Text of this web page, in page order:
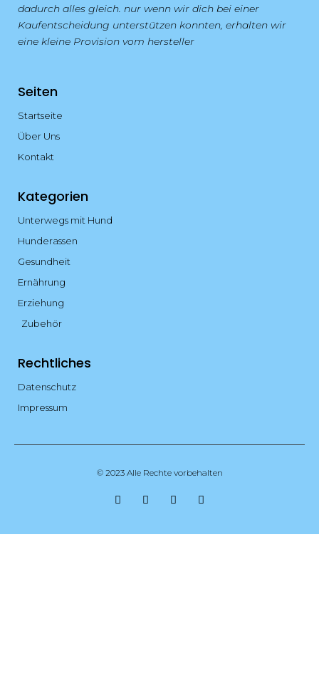
dadurch alles gleich. nur wenn wir dich bei einer
Kaufentscheidung unterstützen konnten, erhalten wir
eine kleine Provision vom hersteller
Seiten
Startseite
Über Uns
Kontakt
Kategorien
Unterwegs mit Hund
Hunderassen
Gesundheit
Ernährung
Erziehung
Zubehör
Rechtliches
Datenschutz
Impressum
© 2023 Alle Rechte vorbehalten